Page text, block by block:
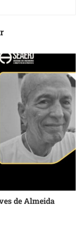
de Almeida